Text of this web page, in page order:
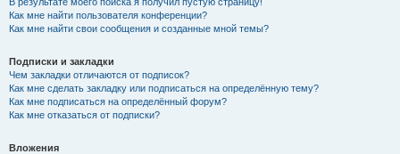
Как мне найти пользователя конференции?
Как мне найти свои сообщения и созданные мной темы?
Подписки и закладки
Чем закладки отличаются от подписок?
Как мне сделать закладку или подписаться на определённую тему?
Как мне подписаться на определённый форум?
Как мне отказаться от подписки?
Вложения